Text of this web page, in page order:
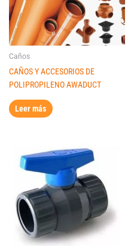
Caños
CAÑOS Y ACCESORIOS DE
POLIPROPILENO AWADUCT
Leer más